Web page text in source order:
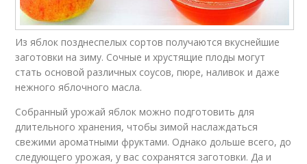
Из яблок позднеспелых сортов получаются вкуснейшие
заготовки на зиму. Сочные и хрустящие плоды могут
стать основой различных соусов, пюре, наливок и даже
нежного яблочного масла.
Собранный урожай яблок можно подготовить для
длительного хранения, чтобы зимой наслаждаться
свежими ароматными фруктами. Однако дольше всего, до
следующего урожая, у вас сохранятся заготовки. Да и